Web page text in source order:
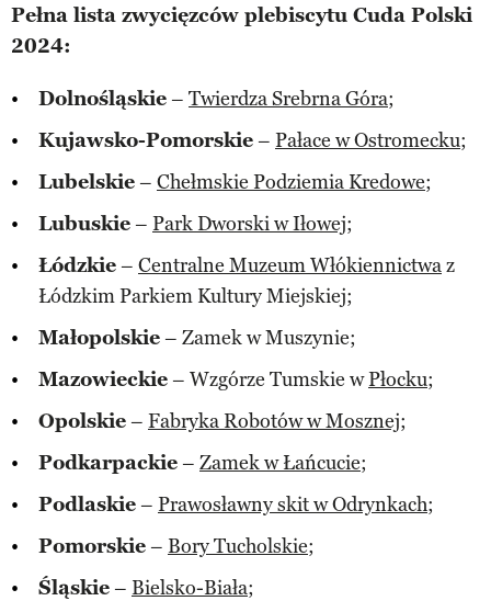
Pełna lista zwycięzców plebiscytu Cuda Polski
2024:
Dolnośląskie– Twierdza Srebrna Góra;
Kujawsko-Pomorskie– Pałace w Ostromecku;
Lubelskie– Chełmskie Podziemia Kredowe;
Lubuskie– Park Dworski w Iłowej;
Łódzkie– Centralne Muzeum Włókiennictwaz
Łódzkim Parkiem Kultury Miejskiej;
Małopolskie– Zamek w Muszynie;
Mazowieckie– Wzgórze Tumskie wPłocku;
Opolskie– Fabryka Robotów w Mosznej;
Podkarpackie– Zamek w Łańcucie;
Podlaskie– Prawosławny skit w Odrynkach;
Pomorskie– Bory Tucholskie;
Śląskie– Bielsko-Biała;